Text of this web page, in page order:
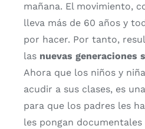
mañana. El movimiento,
lleva más de 60 años y
por hacer. Por tanto,
las nuevas generaciones
Ahora que los niños y
acudir a sus clases, es
para que los padres les
les pongan